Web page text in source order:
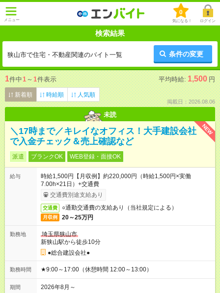
メニュー
0
気になる！ ログイン
検索結果
狭山市で住宅・不動産関連のバイト一覧 条件の変更
1件中1 ～ 1件表示 平均時給: 1,500 円
新着順 時給順 人気順
掲載日：2026.08.06
未読
NEW
＼17時まで／キレイなオフィス！大手建設会社
で入金チェック＆売上確認など
派遣 ブランクOK WEB登録・面接OK
給与
時給1,500円【月収例】約220,000円（時給1,500円×実働
7.00h×21日）+交通費
交通費別途支給あり
交通費 ○通勤交通費の支給あり（当社規定による）
月収例 20～25万円
勤務地
埼玉県狭山市
新狭山駅から徒歩10分
●総合建設会社●
勤務時間 ★9:00～17:00（休憩時間 12:00～13:00）
期間 2026年8月～